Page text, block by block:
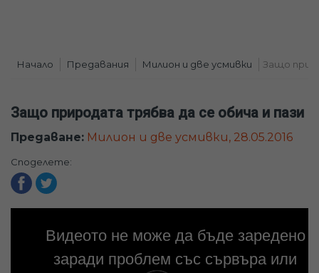
Начало Предавания Милион и две усмивки Защо
Защо природата трябва да се обича и пази
Предаване: Милион и две усмивки, 28.05.2016
Споделете:
Видеото не може да бъде заредено
заради проблем със сървъра или